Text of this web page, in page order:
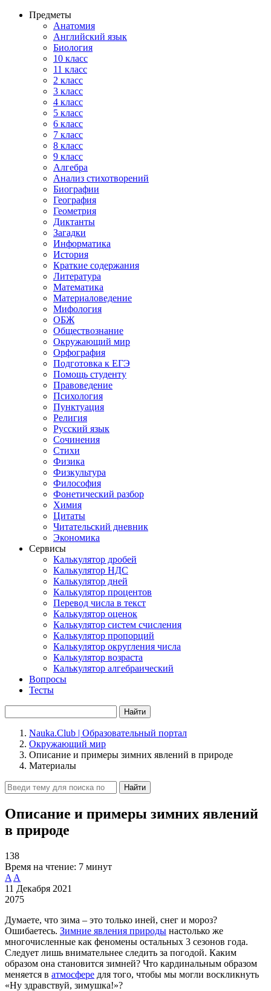
Предметы
Анатомия
Английский язык
Биология
10 класс
11 класс
2 класс
3 класс
4 класс
5 класс
6 класс
7 класс
8 класс
9 класс
Алгебра
Анализ стихотворений
Биографии
География
Геометрия
Диктанты
Загадки
Информатика
История
Краткие содержания
Литература
Математика
Материаловедение
Мифология
ОБЖ
Обществознание
Окружающий мир
Орфография
Подготовка к ЕГЭ
Помощь студенту
Правоведение
Психология
Пунктуация
Религия
Русский язык
Сочинения
Стихи
Физика
Физкультура
Философия
Фонетический разбор
Химия
Цитаты
Читательский дневник
Экономика
Сервисы
Калькулятор дробей
Калькулятор НДС
Калькулятор дней
Калькулятор процентов
Перевод числа в текст
Калькулятор оценок
Калькулятор систем счисления
Калькулятор пропорций
Калькулятор округления числа
Калькулятор возраста
Калькулятор алгебраический
Вопросы
Тесты
Найти
Nauka.Club | Образовательный портал
Окружающий мир
Описание и примеры зимних явлений в природе
Материалы
Найти
Описание и примеры зимних явлений
в природе
138
Время на чтение: 7 минут
A A
11 Декабря 2021
2075
Думаете, что зима – это только иней, снег и мороз?
Ошибаетесь. Зимние явления природы настолько же
многочисленные как феномены остальных 3 сезонов года.
Следует лишь внимательнее следить за погодой. Каким
образом она становится зимней? Что кардинальным образом
меняется в атмосфере для того, чтобы мы могли воскликнуть
«Ну здравствуй, зимушка!»?